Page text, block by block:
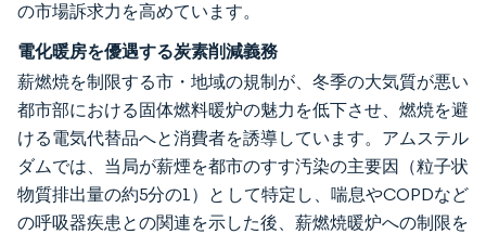
の市場訴求力を高めています。
電化暖房を優遇する炭素削減義務
薪燃焼を制限する市・地域の規制が、冬季の大気質が悪い
都市部における固体燃料暖炉の魅力を低下させ、燃焼を避
ける電気代替品へと消費者を誘導しています。アムステル
ダムでは、当局が薪煙を都市のすす汚染の主要因（粒子状
物質排出量の約5分の1）として特定し、喘息やCOPDなど
の呼吸器疾患との関連を示した後、薪燃焼暖炉への制限を